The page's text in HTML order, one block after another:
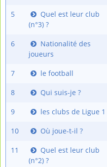
5
Quel est leur club
(n°3) ?
6
Nationalité des
joueurs
7 le football
8 Qui suis-je ?
9 les clubs de Ligue 1
10 Où joue-t-il ?
11
Quel est leur club
(n°2) ?